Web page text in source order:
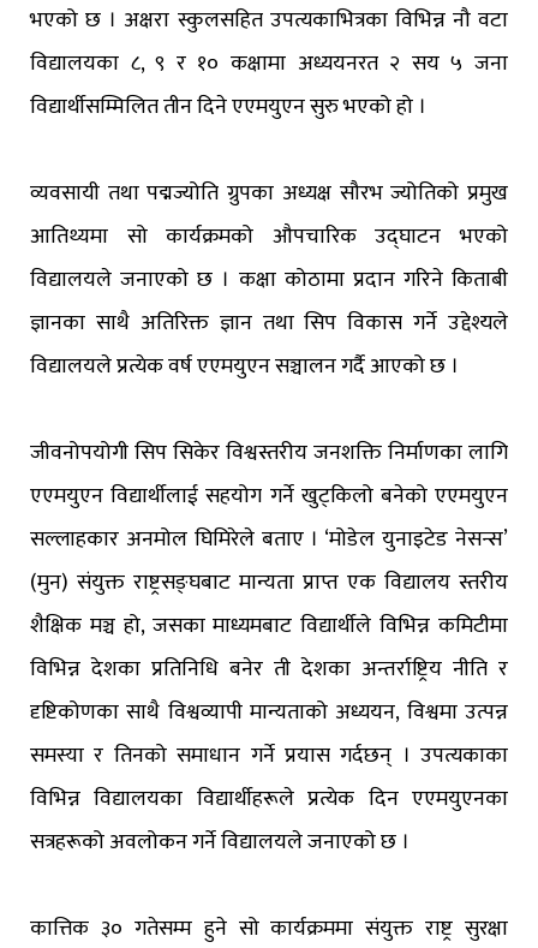
भएको छ । अक्षरा स्कुलसहित उपत्यकाभित्रका विभिन्न नौ वटा
विद्यालयका ८, ९ र १० कक्षामा अध्ययनरत २ सय ५ जना
विद्यार्थीसम्मिलित तीन दिने एएमयुएन सुरु भएको हो ।
व्यवसायी तथा पद्मज्योति ग्रुपका अध्यक्ष सौरभ ज्योतिको प्रमुख
आतिथ्यमा सो कार्यक्रमको औपचारिक उद्घाटन भएको
विद्यालयले जनाएको छ । कक्षा कोठामा प्रदान गरिने किताबी
ज्ञानका साथै अतिरिक्त ज्ञान तथा सिप विकास गर्ने उद्देश्यले
विद्यालयले प्रत्येक वर्ष एएमयुएन सञ्चालन गर्दै आएको छ ।
जीवनोपयोगी सिप सिकेर विश्वस्तरीय जनशक्ति निर्माणका लागि
एएमयुएन विद्यार्थीलाई सहयोग गर्ने खुट्किलो बनेको एएमयुएन
सल्लाहकार अनमोल घिमिरेले बताए । ‘मोडेल युनाइटेड नेसन्स’
(मुन) संयुक्त राष्ट्रसङ्घबाट मान्यता प्राप्त एक विद्यालय स्तरीय
शैक्षिक मञ्च हो, जसका माध्यमबाट विद्यार्थीले विभिन्न कमिटीमा
विभिन्न देशका प्रतिनिधि बनेर ती देशका अन्तर्राष्ट्रिय नीति र
दृष्टिकोणका साथै विश्वव्यापी मान्यताको अध्ययन, विश्वमा उत्पन्न
समस्या र तिनको समाधान गर्ने प्रयास गर्दछन् । उपत्यकाका
विभिन्न विद्यालयका विद्यार्थीहरूले प्रत्येक दिन एएमयुएनका
सत्रहरूको अवलोकन गर्ने विद्यालयले जनाएको छ ।
कात्तिक ३० गतेसम्म हुने सो कार्यक्रममा संयुक्त राष्ट्र सुरक्षा